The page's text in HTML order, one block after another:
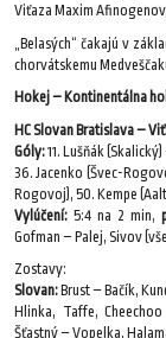
Viťaza Maxim
„Belasých“ čakajú v
chorvátskemu
Hokej – Kontinentálna
HC Slovan Bratislava –
Góly:11. Lušňák
36. Jacenko (Švec-
Rogovoj), 50. Kempe
Vylúčení: 5:4 na 2 min,
Gofman – Palej, Sivov
Zostavy:
Slovan: Brust – Bačík,
Hlinka, Taffe,
Šťastný – Vopelka,